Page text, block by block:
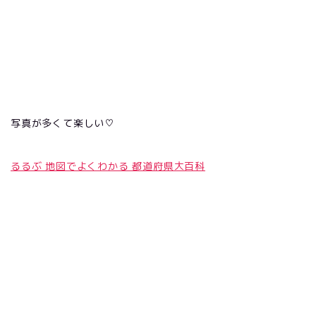
写真が多くて楽しい♡
るるぶ 地図でよくわかる 都道府県大百科